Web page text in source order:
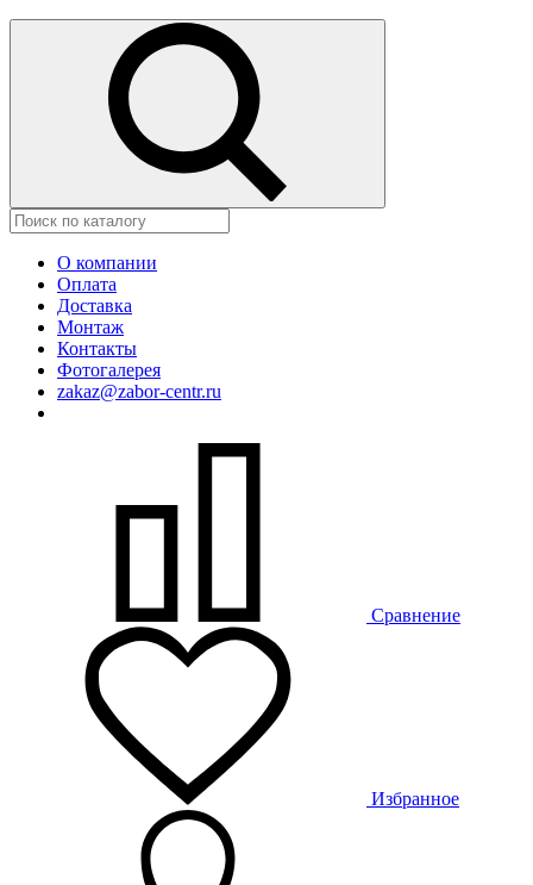
О компании
Оплата
Доставка
Монтаж
Контакты
Фотогалерея
zakaz@zabor-centr.ru
Сравнение
Избранное